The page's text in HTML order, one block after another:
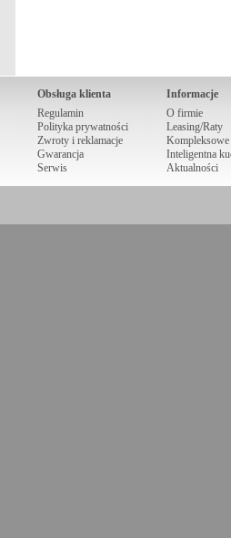
Obsługa klienta
Regulamin
Polityka prywatności
Zwroty i reklamacje
Gwarancja
Serwis
Informacje
O firmie
Leasing/Raty
Kompleksowe
Inteligentna
Aktualności